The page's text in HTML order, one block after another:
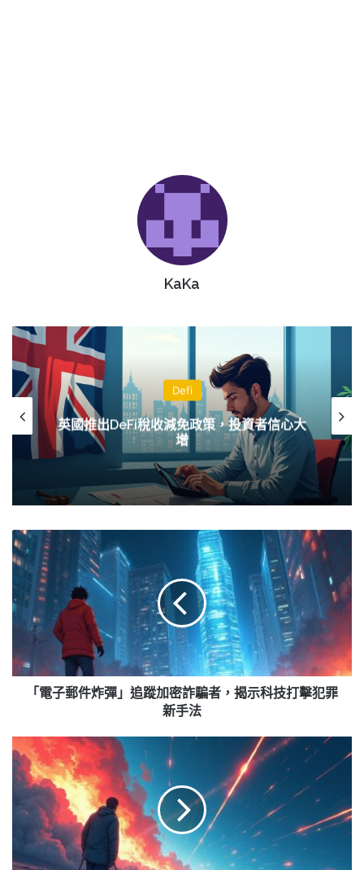
KaKa
Defi
英國推出DeFi稅收減免政策，投資者信心大
增
「電
子
郵
件
炸
蹤
加
者，
揭
示
犯
「電子郵件炸彈」追蹤加密詐騙者，揭示科技打擊犯罪
新手法
國
制
推